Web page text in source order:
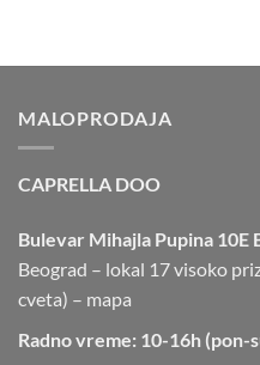
MALOPRODAJA
CAPRELLA DOO
Bulevar Mihajla Pupina 10E
Beograd – lokal 17 visoko
cveta) – mapa
Radno vreme: 10-16h (pon-